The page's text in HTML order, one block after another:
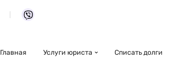
Главная Услуги юриста Списать долги